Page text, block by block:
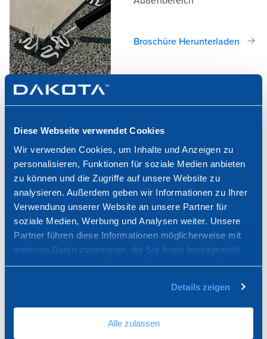
Diese Webseite verwendet Cookies
Wir verwenden Cookies, um Inhalte und Anzeigen zu
personalisieren, Funktionen für soziale Medien anbieten
zu können und die Zugriffe auf unsere Website zu
analysieren. Außerdem geben wir Informationen zu Ihrer
Verwendung unserer Website an unsere Partner für
soziale Medien, Werbung und Analysen weiter. Unsere
Partner führen diese Informationen möglicherweise mit
weiteren Daten zusammen, die Sie ihnen bereitgestellt
haben oder die sie im Rahmen Ihrer Nutzung der Dienste
Details zeigen
Alle zulassen
Broschüre Herunterladen
LEVEL UP doppelböden für
den aussenbereich
Broschüre Herunterladen